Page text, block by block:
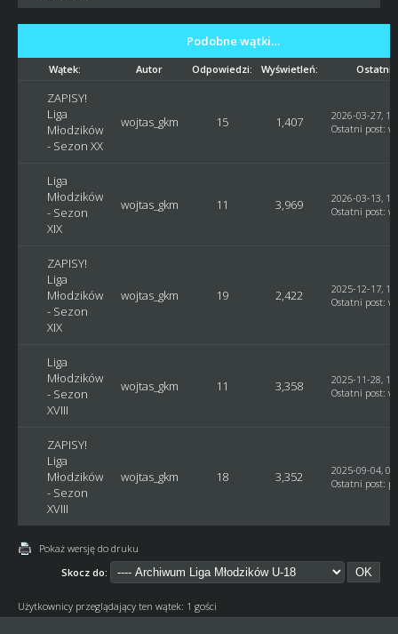
Podobne wątki…
Wątek: Autor Odpowiedzi: Wyświetleń: Ostatni
ZAPISY!
Liga
Młodzików
- Sezon XX
wojtas_gkm 15 1,407
2026-03-27,
Ostatni post:
Liga
Młodzików
- Sezon
XIX
wojtas_gkm 11 3,969
2026-03-13,
Ostatni post:
ZAPISY!
Liga
Młodzików
- Sezon
XIX
wojtas_gkm 19 2,422
2025-12-17,
Ostatni post:
Liga
Młodzików
- Sezon
XVIII
wojtas_gkm 11 3,358
2025-11-28,
Ostatni post:
ZAPISY!
Liga
Młodzików
- Sezon
XVIII
wojtas_gkm 18 3,352
2025-09-04,
Ostatni post:
Pokaż wersję do druku
Skocz do:
Użytkownicy przeglądający ten wątek: 1 gości